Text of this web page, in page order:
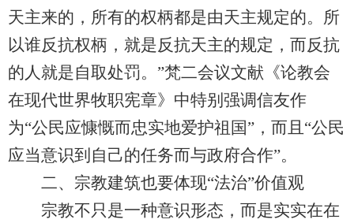
天主来的，所有的权柄都是由天主规定的。所
以谁反抗权柄，就是反抗天主的规定，而反抗
的人就是自取处罚。”梵二会议文献《论教会
在现代世界牧职宪章》中特别强调信友作
为“公民应慷慨而忠实地爱护祖国”，而且“公民
应当意识到自己的任务而与政府合作”。
二、宗教建筑也要体现“法治”价值观
宗教不只是一种意识形态，而是实实在在